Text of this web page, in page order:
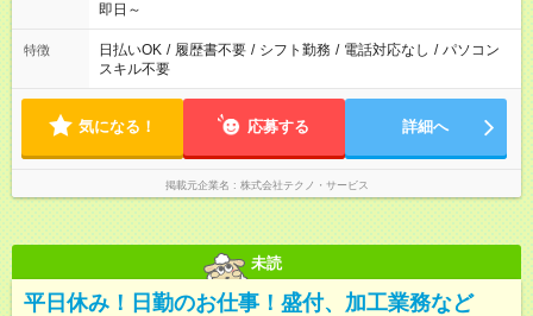
即日～
特徴 日払いOK / 履歴書不要 / シフト勤務 / 電話対応なし / パソコン
スキル不要
気になる！ 応募する 詳細へ
掲載元企業名 株式会社テクノ・サービス
未読
平日休み！日勤のお仕事！盛付、加工業務など